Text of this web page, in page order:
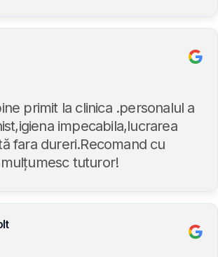
primit la clinica .personalul a
impecabila,lucrarea
fara dureri.Recomand cu
tuturor!